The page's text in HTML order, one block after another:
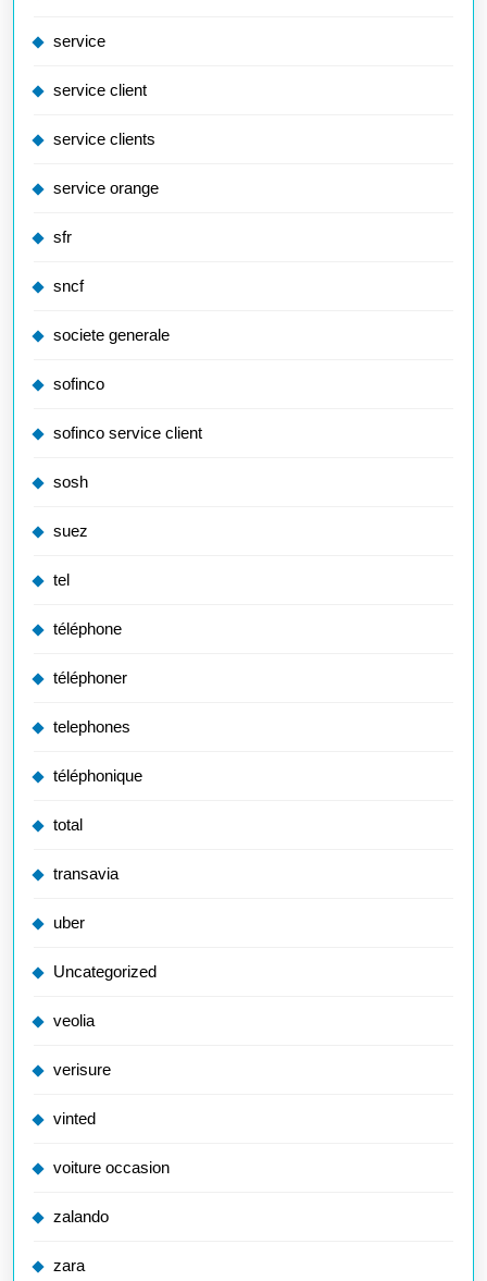
service
service client
service clients
service orange
sfr
sncf
societe generale
sofinco
sofinco service client
sosh
suez
tel
téléphone
téléphoner
telephones
téléphonique
total
transavia
uber
Uncategorized
veolia
verisure
vinted
voiture occasion
zalando
zara